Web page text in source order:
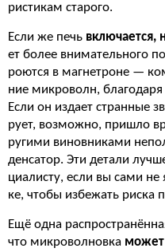
ристикам старого.
Если же печь включается,
ет более внимательного
роются в магнетроне —
ние микроволн,
Если он издает странные
рует, возможно, пришло
ругими виновниками
денсатор. Эти детали
циалисту, если вы сами не
ке, чтобы избежать риска
Ещё одна
что микроволновка может